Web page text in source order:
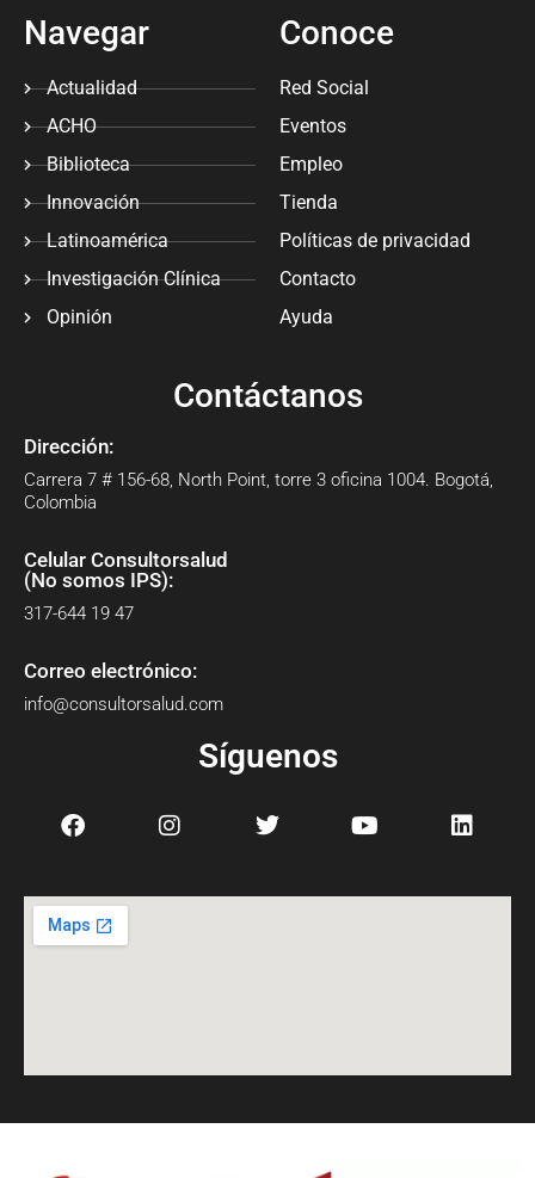
Navegar
Actualidad
ACHO
Biblioteca
Innovación
Latinoamérica
Investigación Clínica
Opinión
Conoce
Red Social
Eventos
Empleo
Tienda
Políticas de privacidad
Contacto
Ayuda
Contáctanos
Dirección:
Carrera 7 # 156-68, North Point, torre 3 oficina 1004. Bogotá,
Colombia
Celular Consultorsalud
(No somos IPS):
317-644 19 47
Correo electrónico:
info@consultorsalud.com
Síguenos